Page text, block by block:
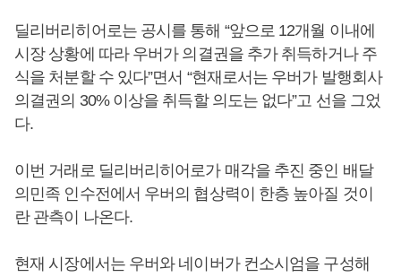
딜리버리히어로는 공시를 통해 “앞으로 12개월 이내에
시장 상황에 따라 우버가 의결권을 추가 취득하거나 주
식을 처분할 수 있다”면서 “현재로서는 우버가 발행회사
의결권의 30% 이상을 취득할 의도는 없다”고 선을 그었
다.
이번 거래로 딜리버리히어로가 매각을 추진 중인 배달
의민족 인수전에서 우버의 협상력이 한층 높아질 것이
란 관측이 나온다.
현재 시장에서는 우버와 네이버가 컨소시엄을 구성해